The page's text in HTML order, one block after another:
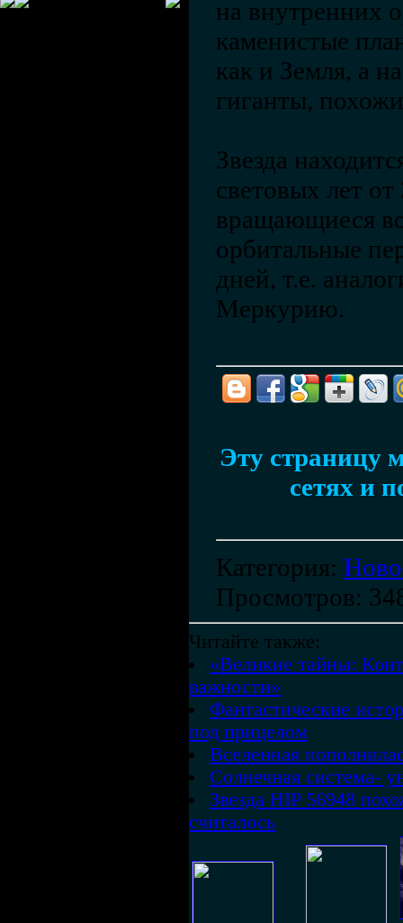
на внутренних
каменистые
как и Земля, а
гиганты,
Звезда
световых лет
вращающиеся
орбитальные
дней, т.е.
Меркурию.
Эту страницу
сетях и
Категория:
Просмотров:
Читайте также:
«Великие тайны:
важности»
Фантастические
под прицелом
Вселенная
Солнечная система-
Звезда HIP 56948
считалось